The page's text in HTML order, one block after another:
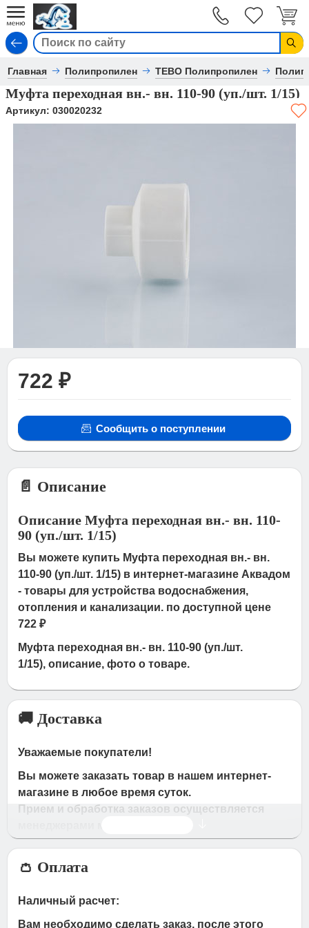
Главная Полипропилен TEBO Полипропилен
Муфта переходная вн.- вн. 110-90 (уп./шт. 1/15)
Артикул: 030020232
722 ₽
Сообщить о поступлении
📄 Описание
Описание Муфта переходная вн.- вн. 110-
90 (уп./шт. 1/15)
Вы можете купить Муфта переходная вн.- вн.
110-90 (уп./шт. 1/15) в интернет-магазине Аквадом
- товары для устройства водоснабжения,
отопления и канализации. по доступной цене
722 ₽
Муфта переходная вн.- вн. 110-90 (уп./шт.
1/15), описание, фото о товаре.
🚚 Доставка
Уважаемые покупатели!
Вы можете заказать товар в нашем интернет-
магазине в любое время суток.
Прием и обработка заказов осуществляется
Время работы магазина:
с 09:00 дo 19:00
👛 Оплата
Наличный расчет:
Вам необходимо сделать заказ, после этого